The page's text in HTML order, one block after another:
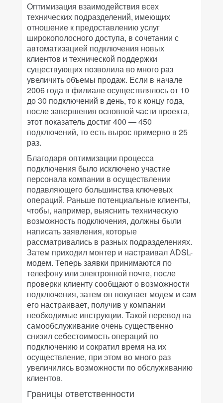
Оптимизация взаимодействия всех
технических подразделений, имеющих
отношение к предоставлению услуг
широкополосного доступа, в сочетании с
автоматизацией подключения новых
клиентов и технической поддержки
существующих позволила во много раз
увеличить объемы продаж. Если в начале
2006 года в филиале осуществлялось от 10
до 30 подключений в день, то к концу года,
после завершения основной части проекта,
этот показатель достиг 400 — 450
подключений, то есть вырос примерно в 25
раз.
Благодаря оптимизации процесса
подключения было исключено участие
персонала компании в осуществлении
подавляющего большинства ключевых
операций. Раньше потенциальные клиенты,
чтобы, например, выяснить техническую
возможность подключения, должны были
написать заявления, которые
рассматривались в разных подразделениях.
Затем приходил монтер и настраивал ADSL-
модем. Теперь заявки принимаются по
телефону или электронной почте, после
проверки клиенту сообщают о возможности
подключения, затем он покупает модем и сам
его настраивает, получив у компании
необходимые инструкции. Такой перевод на
самообслуживание очень существенно
снизил себестоимость операций по
подключению и сократил время на их
осуществление, при этом во много раз
увеличились возможности по обслуживанию
клиентов.
Границы ответственности